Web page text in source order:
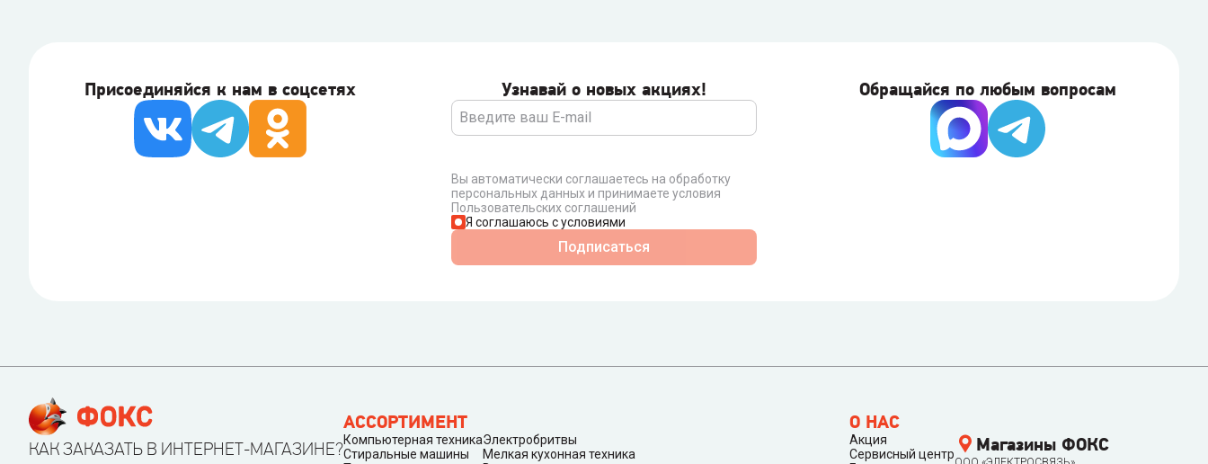
Присоединяйся к нам в соцсетях Узнавай о новых акциях!
Вы автоматически соглашаетесь на обработку
персональных данных и принимаете условия
Пользовательских соглашений
Я соглашаюсь с условиями
Подписаться
Обращайся по любым вопросам
КАК ЗАКАЗАТЬ В ИНТЕРНЕТ-МАГАЗИНЕ?
АССОРТИМЕНТ
Компьютерная техника
Стиральные машины
Электробритвы
Мелкая кухонная техника
О НАС
Акция
Сервисный центр
Магазины ФОКС